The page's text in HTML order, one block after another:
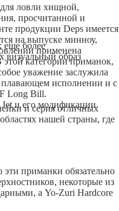
ловли хищной,
просчитанной и
продукции Deps имеется
на выпуске минноу,
применена
категории приманок,
уважение заслужила
плавающем исполнении и с
Long Bill.
и его модификации.
еще более
визуальный образ
и серия отличных
нашей страны, где
приманки обязательно
некоторые из
а Yo-Zuri Hardcore